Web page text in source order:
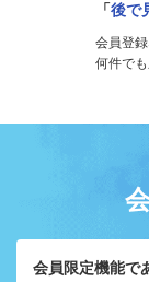
「後で
会員登録
何件でも
会員限定機能で